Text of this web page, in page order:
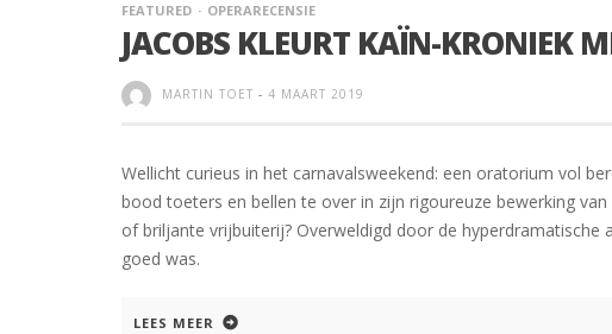
FEATURED OPERARECENSIE
JACOBS KLEURT KAÏN-KRONIEK
MARTIN TOET - 4 MAART 2019
Wellicht curieus in het carnavalsweekend: een oratorium vol
bood toeters en bellen te over in zijn rigoureuze bewerking
of briljante vrijbuiterij? Overweldigd door de
goed was.
LEES MEER